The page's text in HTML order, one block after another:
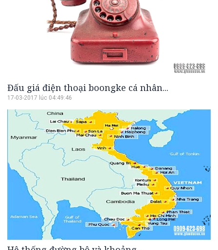
Đấu giá điện thoại boongke cá nhân...
17-03-2017 lúc 04:49:46